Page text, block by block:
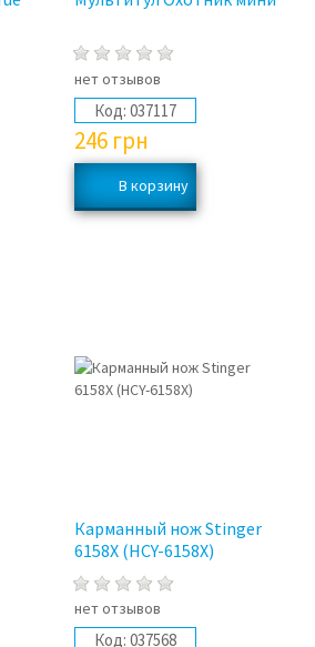
нет отзывов
Код: 037117
246 грн
Карманный нож Stinger
6158Х (HCY-6158Х)
нет отзывов
Код: 037568